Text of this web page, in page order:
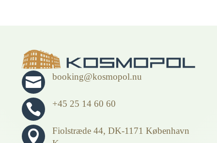
 booking@kosmopol.nu
 +45 25 14 60 60

Fiolstræde 44, DK-1171 København